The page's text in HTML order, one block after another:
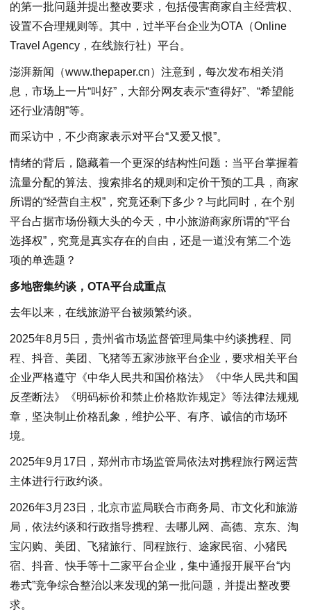
的第一批问题并提出整改要求，包括侵害商家自主经营权、
设置不合理规则等。其中，过半平台企业为OTA（Online
Travel Agency，在线旅行社）平台。
澎湃新闻（www.thepaper.cn）注意到，每次发布相关消
息，市场上一片“叫好”，大部分网友表示“查得好”、“希望能
还行业清朗”等。
而采访中，不少商家表示对平台“又爱又恨”。
情绪的背后，隐藏着一个更深的结构性问题：当平台掌握着
流量分配的算法、搜索排名的规则和定价干预的工具，商家
所谓的“经营自主权”，究竟还剩下多少？与此同时，在个别
平台占据市场份额大头的今天，中小旅游商家所谓的“平台
选择权”，究竟是真实存在的自由，还是一道没有第二个选
项的单选题？
多地密集约谈，OTA平台成重点
去年以来，在线旅游平台被频繁约谈。
2025年8月5日，贵州省市场监督管理局集中约谈携程、同
程、抖音、美团、飞猪等五家涉旅平台企业，要求相关平台
企业严格遵守《中华人民共和国价格法》《中华人民共和国
反垄断法》《明码标价和禁止价格欺诈规定》等法律法规规
章，坚决制止价格乱象，维护公平、有序、诚信的市场环
境。
2025年9月17日，郑州市市场监管局依法对携程旅行网运营
主体进行行政约谈。
2026年3月23日，北京市监局联合市商务局、市文化和旅游
局，依法约谈和行政指导携程、去哪儿网、高德、京东、淘
宝闪购、美团、飞猪旅行、同程旅行、途家民宿、小猪民
宿、抖音、快手等十二家平台企业，集中通报开展平台“内
卷式”竞争综合整治以来发现的第一批问题，并提出整改要
求。